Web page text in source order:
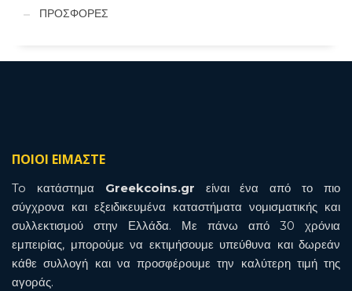
ΠΡΟΣΦΟΡΕΣ
ΠΟΙΟΙ ΕΙΜΑΣΤΕ
To κατάστημα Greekcoins.gr είναι ένα από το πιο
σύγχρονα και εξειδικευμένα καταστήματα νομισματικής και
συλλεκτισμού στην Ελλάδα. Με πάνω από 30 χρόνια
εμπειρίας, μπορούμε να εκτιμήσουμε υπεύθυνα και δωρεάν
κάθε συλλογή και να προσφέρουμε την καλύτερη τιμή της
αγοράς.